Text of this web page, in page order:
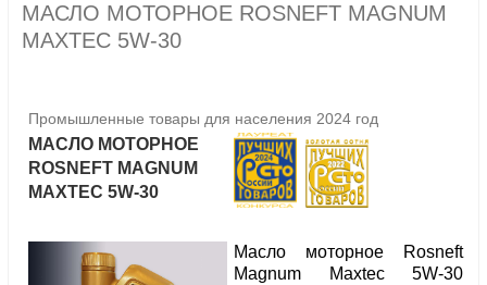
МАСЛО МОТОРНОЕ ROSNEFT MAGNUM
MAXTEC 5W-30
Промышленные товары для населения 2024 год
МАСЛО МОТОРНОЕ
ROSNEFT MAGNUM
MAXTEC 5W-30
Масло моторное Rosneft
Magnum Maxtec 5W-30